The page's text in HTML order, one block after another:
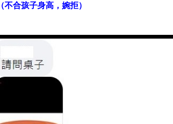
（不合孩子身高，婉拒）